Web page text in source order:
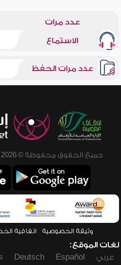
عدد مرات
الاستماع
عدد مرات الحفظ
جميع الحقوق محفوظة © 2026 - 1998 لشبكة إسلام ويب
وثيقة الخصوصية اتفاقية
لغات الموقع:
عربي
Español
Deutsch